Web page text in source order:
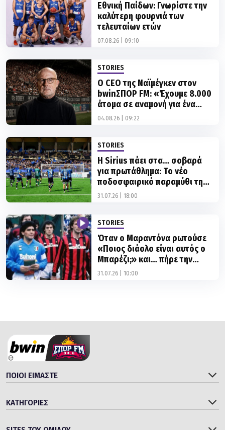
Εθνική Παίδων: Γνωρίστε την
καλύτερη φουρνιά των
τελευταίων ετών
07.08.26 | 09:10
STORIES
Ο CEO της Ναϊμέγκεν στον
bwinΣΠΟΡ FM: «Έχουμε 8.000
άτομα σε αναμονή για ένα
εισιτήριο»
04.08.26 | 09:22
STORIES
Η Sirius πάει στα… σοβαρά
για πρωτάθλημα: Το νέο
ποδοσφαιρικό παραμύθι της
Σουηδίας!
31.07.26 | 18:00
STORIES
Όταν ο Μαραντόνα ρωτούσε
«Ποιος διάολο είναι αυτός ο
Μπαρέζι;» και… πήρε την
απάντηση
31.07.26 | 10:00
ΠΟΙΟΙ ΕΙΜΑΣΤΕ
ΚΑΤΗΓΟΡΙΕΣ